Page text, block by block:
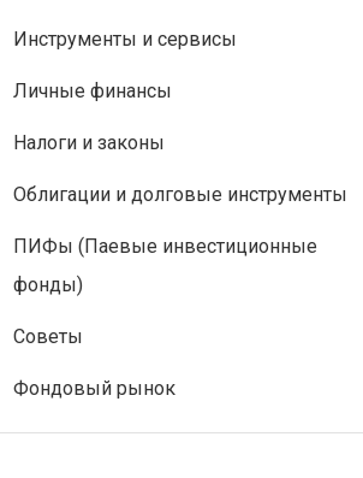
Инструменты и сервисы
Личные финансы
Налоги и законы
Облигации и долговые инструменты
ПИФы (Паевые инвестиционные
фонды)
Советы
Фондовый рынок